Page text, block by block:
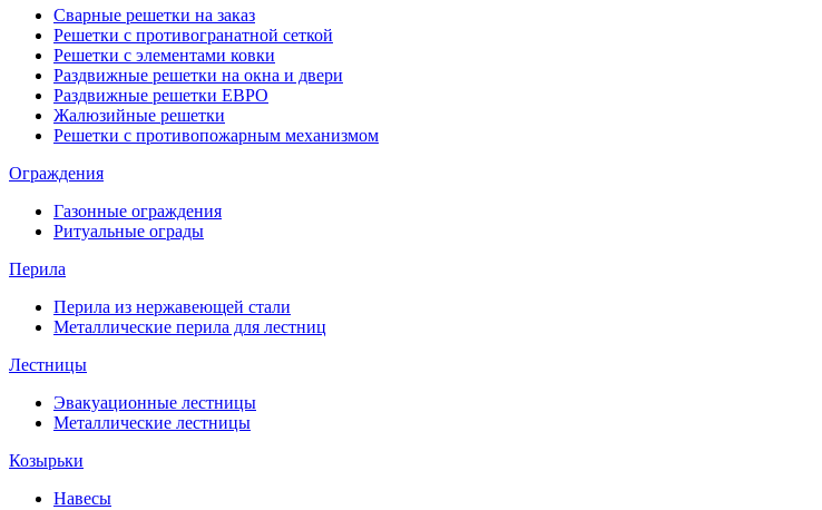
Сварные решетки на заказ
Решетки с противогранатной сеткой
Решетки с элементами ковки
Раздвижные решетки на окна и двери
Раздвижные решетки ЕВРО
Жалюзийные решетки
Решетки с противопожарным механизмом
Ограждения
Газонные ограждения
Ритуальные ограды
Перила
Перила из нержавеющей стали
Металлические перила для лестниц
Лестницы
Эвакуационные лестницы
Металлические лестницы
Козырьки
Навесы